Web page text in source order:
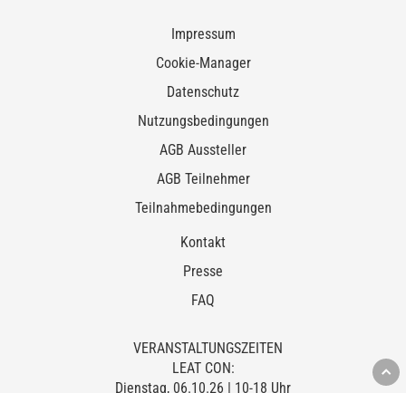
Impressum
Cookie-Manager
Datenschutz
Nutzungsbedingungen
AGB Aussteller
AGB Teilnehmer
Teilnahmebedingungen
Kontakt
Presse
FAQ
VERANSTALTUNGSZEITEN
LEAT CON:
Dienstag, 06.10.26 | 10-18 Uhr